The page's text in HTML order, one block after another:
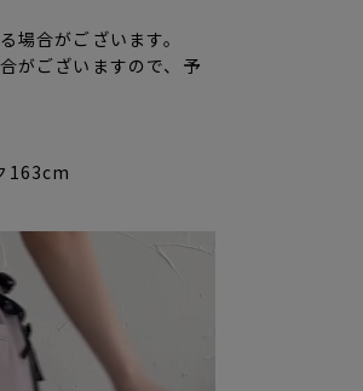
合がございます。
がございますので、予
163cm